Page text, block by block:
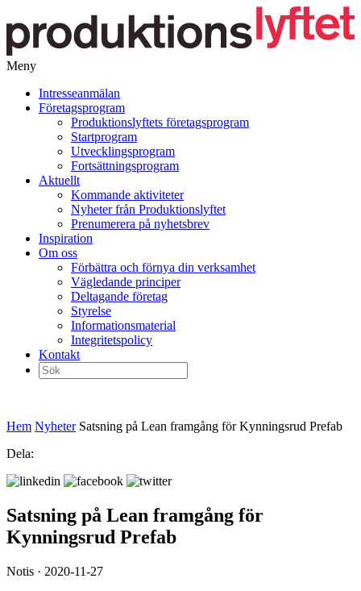
Meny
vidare
Intresseanmälan
Företagsprogram
Produktionslyftets företagsprogram
Startprogram
Utvecklingsprogram
Fortsättningsprogram
Aktuellt
Kommande aktiviteter
Nyheter från Produktionslyftet
Prenumerera på nyhetsbrev
Inspiration
Om oss
Förbättra och förnya din verksamhet
Vägledande principer
Deltagande företag
Styrelse
Informationsmaterial
Integritetspolicy
Kontakt
Sök
efter:
Hem Nyheter Satsning på Lean framgång för Kynningsrud Prefab
Dela:
Satsning på Lean framgång för
Kynningsrud Prefab
Notis · 2020-11-27